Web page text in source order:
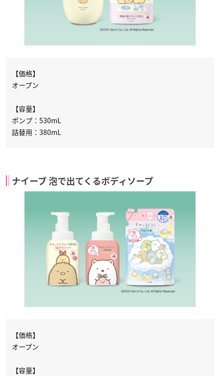
【価格】
オープン
【容量】
ポンプ：530mL
詰替用：380mL
ナイーブ 泡で出てくるボディソープ
【価格】
オープン
【容量】